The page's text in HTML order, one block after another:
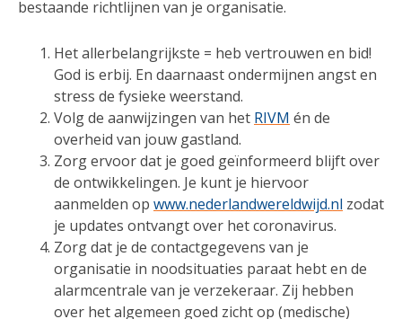
bestaande richtlijnen van je organisatie.
Het allerbelangrijkste = heb vertrouwen en bid!
God is erbij. En daarnaast ondermijnen angst en
stress de fysieke weerstand.
Volg de aanwijzingen van het RIVM én de
overheid van jouw gastland.
Zorg ervoor dat je goed geïnformeerd blijft over
de ontwikkelingen. Je kunt je hiervoor
aanmelden op www.nederlandwereldwijd.nl zodat
je updates ontvangt over het coronavirus.
Zorg dat je de contactgegevens van je
organisatie in noodsituaties paraat hebt en de
alarmcentrale van je verzekeraar. Zij hebben
over het algemeen goed zicht op (medische)